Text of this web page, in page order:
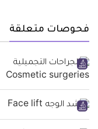
فحوصات متعلقة